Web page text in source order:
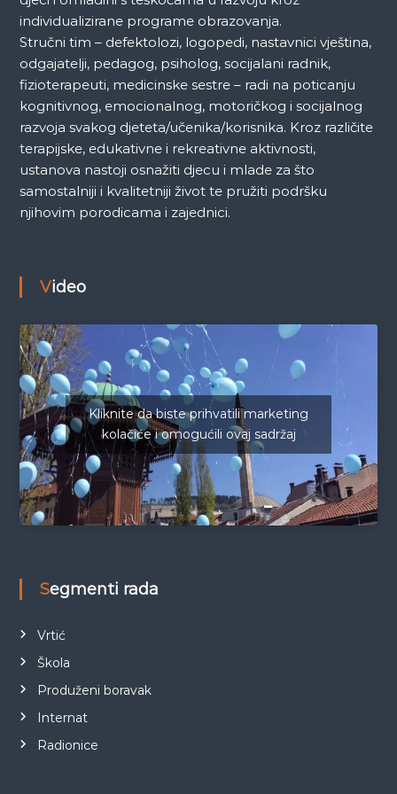
individualizirane programe obrazovanja.
Stručni tim – defektolozi, logopedi, nastavnici vještina,
odgajatelji, pedagog, psiholog, socijalani radnik,
fizioterapeuti, medicinske sestre – radi na poticanju
kognitivnog, emocionalnog, motoričkog i socijalnog
razvoja svakog djeteta/učenika/korisnika. Kroz različite
terapijske, edukativne i rekreativne aktivnosti,
ustanova nastoji osnažiti djecu i mlade za što
samostalniji i kvalitetniji život te pružiti podršku
njihovim porodicama i zajednici.
Video
Kliknite da biste prihvatili marketing
kolačiće i omogućili ovaj sadržaj
Segmenti rada
Vrtić
Škola
Produženi boravak
Internat
Radionice